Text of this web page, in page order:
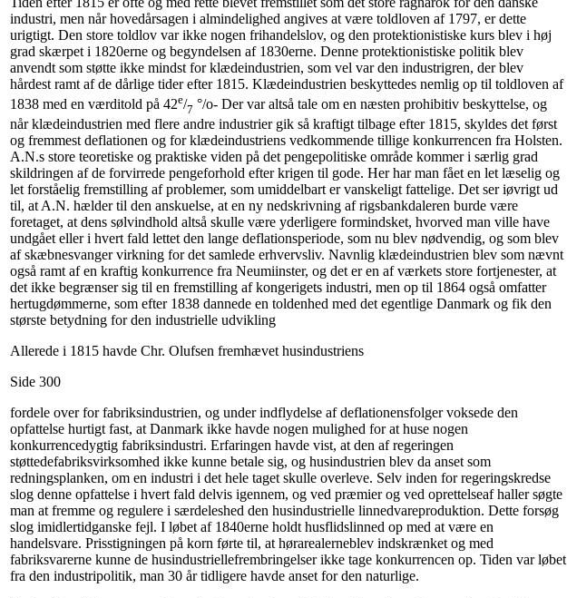
industri, men når hovedårsagen i almindelighed angives at være toldloven af 1797, er dette
urigtigt. Den store toldlov var ikke nogen frihandelslov, og den protektionistiske kurs blev i høj
grad skærpet i 1820erne og begyndelsen af 1830erne. Denne protektionistiske politik blev
anvendt som støtte ikke mindst for klædeindustrien, som vel var den industrigren, der blev
hårdest ramt af de dårlige tider efter 1815. Klædeindustrien beskyttedes nemlig op til toldloven af
1838 med en værditold på 42e/7 °/o- Der var altså tale om en næsten prohibitiv beskyttelse, og
når klædeindustrien med flere andre industrier gik så kraftigt tilbage efter 1815, skyldes det først
og fremmest deflationen og for klædeindustriens vedkommende tillige konkurrencen fra Holsten.
A.N.s store teoretiske og praktiske viden på det pengepolitiske område kommer i særlig grad
skildringen af de forvirrede pengeforhold efter krigen til gode. Her har man fået en let læselig og
let forståelig fremstilling af problemer, som umiddelbart er vanskeligt fattelige. Det ser iøvrigt ud
til, at A.N. hælder til den anskuelse, at en ny nedskrivning af rigsbankdaleren burde være
foretaget, at dens sølvindhold altså skulle være yderligere formindsket, hvorved man ville have
undgået eller i hvert fald lettet den lange deflationsperiode, som nu blev nødvendig, og som blev
af skæbnesvanger virkning for det samlede erhvervsliv. Navnlig klædeindustrien blev som nævnt
også ramt af en kraftig konkurrence fra Neumiinster, og det er en af værkets store fortjenester, at
det ikke begrænser sig til en fremstilling af kongerigets industri, men op til 1864 også omfatter
hertugdømmerne, som efter 1838 dannede en toldenhed med det egentlige Danmark og fik den
største betydning for den industrielle udvikling
Allerede i 1815 havde Chr. Olufsen fremhævet husindustriens
Side 300
fordele over for fabriksindustrien, og under indflydelse af deflationensfolger voksede den
opfattelse hurtigt fast, at Danmark ikke havde nogen mulighed for at huse nogen
konkurrencedygtig fabriksindustri. Erfaringen havde vist, at den af regeringen
støttedefabriksvirksomhed ikke kunne betale sig, og husindustrien blev da anset som
redningsplanken, om en industri i det hele taget skulle overleve. Selv inden for regeringskredse
slog denne opfattelse i hvert fald delvis igennem, og ved præmier og ved oprettelseaf haller søgte
man at fremme og regulere i særdeleshed den husindustrielle linnedvareproduktion. Dette forsøg
slog imidlertidganske fejl. I løbet af 1840erne holdt husflidslinned op med at være en
handelsvare. Prisstigningen på korn førte til, at hørarealerneblev indskrænket og med
fabriksvarerne kunne de husindustriellefrembringelser ikke tage konkurrencen op. Tiden var løbet
fra den industripolitik, man 30 år tidligere havde anset for den naturlige.